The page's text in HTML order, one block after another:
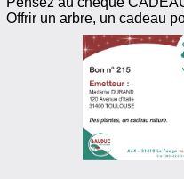
Offrir un arbre, un cadeau